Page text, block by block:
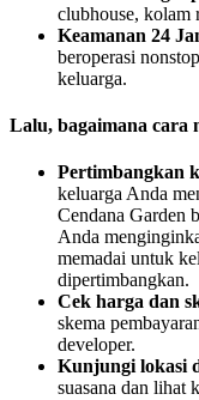
clubhouse, kolam
Keamanan 24
beroperasi
keluarga.
Lalu, bagaimana cara
Pertimbangkan
keluarga Anda
Cendana Garden
Anda
memadai untuk
dipertimbangkan.
Cek harga dan
skema
developer.
Kunjungi lokasi
suasana dan lihat